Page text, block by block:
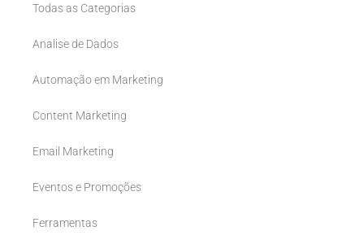
Todas as Categorias
Analise de Dados
Automação em Marketing
Content Marketing
Email Marketing
Eventos e Promoções
Ferramentas